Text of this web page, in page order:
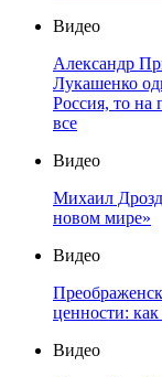
Видео
Александр
Лукашенко
Россия, то на
все
Видео
Михаил
новом мире»
Видео
ценности:
Видео